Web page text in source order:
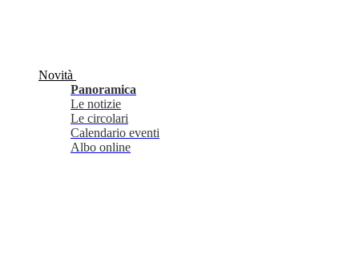
Novità
Panoramica
Le notizie
Le circolari
Calendario eventi
Albo online